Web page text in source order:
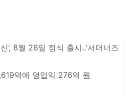
’, 8월 26일 정식 출시..'서머너즈
억에 영업익 276억 원